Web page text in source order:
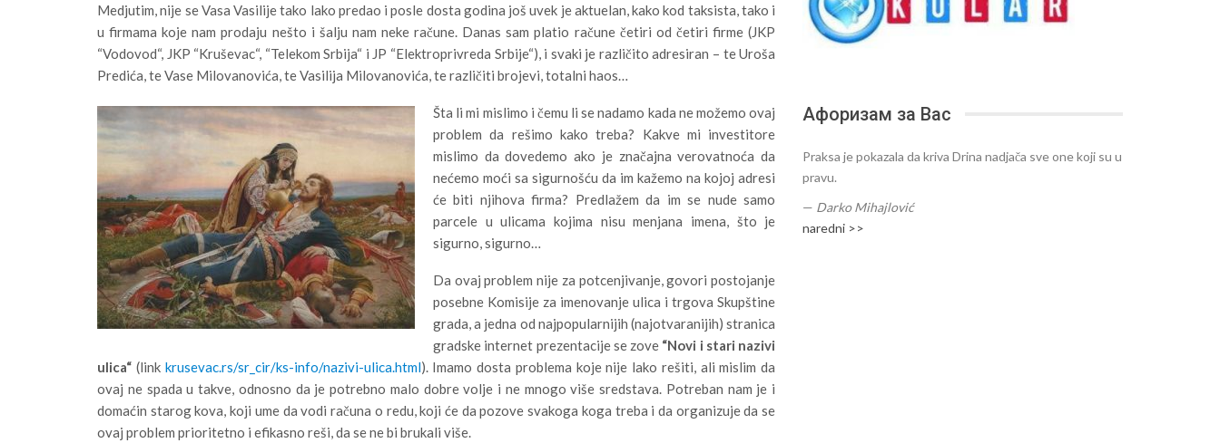
Medjutim, nije se Vasa Vasilije tako lako predao i posle dosta godina još uvek je aktuelan, kako kod taksista, tako i
u firmama koje nam prodaju nešto i šalju nam neke račune. Danas sam platio račune četiri od četiri firme (JKP
“Vodovod“, JKP “Kruševac“, “Telekom Srbija“ i JP “Elektroprivreda Srbije“), i svaki je različito adresiran – te Uroša
Predića, te Vase Milovanovića, te Vasilija Milovanovića, te različiti brojevi, totalni haos…
Šta li mi mislimo i čemu li se nadamo kada ne možemo ovaj
problem da rešimo kako treba? Kakve mi investitore
mislimo da dovedemo ako je značajna verovatnoća da
nećemo moći sa sigurnošću da im kažemo na kojoj adresi
će biti njihova firma? Predlažem da im se nude samo
parcele u ulicama kojima nisu menjana imena, što je
sigurno, sigurno…
Da ovaj problem nije za potcenjivanje, govori postojanje
posebne Komisije za imenovanje ulica i trgova Skupštine
grada, a jedna od najpopularnijih (najotvaranijih) stranica
gradske internet prezentacije se zove “Novi i stari nazivi
ulica“ (link krusevac.rs/sr_cir/ks-info/nazivi-ulica.html). Imamo dosta problema koje nije lako rešiti, ali mislim da
ovaj ne spada u takve, odnosno da je potrebno malo dobre volje i ne mnogo više sredstava. Potreban nam je i
domaćin starog kova, koji ume da vodi računa o redu, koji će da pozove svakoga koga treba i da organizuje da se
ovaj problem prioritetno i efikasno reši, da se ne bi brukali više.
Афоризам за Вас
Praksa je pokazala da kriva Drina nadjača sve one koji su u
pravu.
— Darko Mihajlović
naredni >>